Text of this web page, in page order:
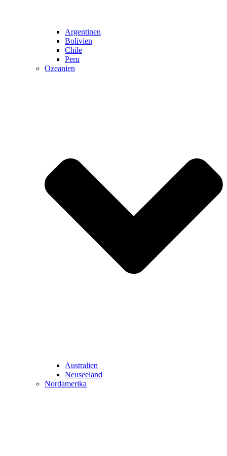
Argentinen
Bolivien
Chile
Peru
Ozeanien
Australien
Neuseeland
Nordamerika